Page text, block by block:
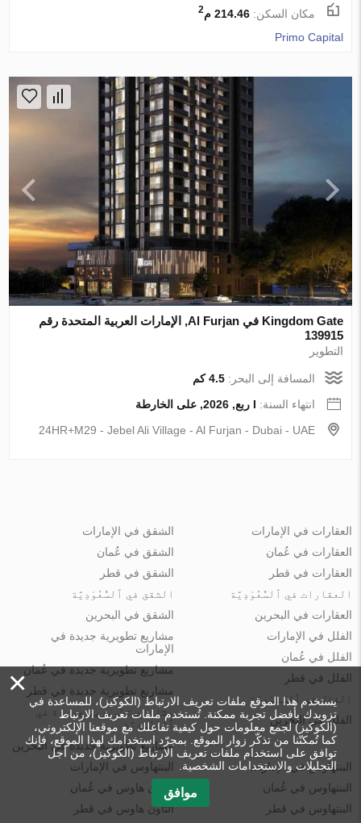
مكان السكن:214.46 م 2
Primo Capital
Kingdom Gate في Al Furjan, الإمارات العربية المتحدة رقم
139915
التطوير
المسافة إلى البحر:4.5 كم
انتهاء السنة: I ربع, 2026, على الخارطة
24HR+M29 - Jebel Ali Village - Al Furjan - Dubai - UAE
العقارات في الإمارات
العقارات في عُمان
العقارات في قطر
العقارات في ٱلسُّعُوْدِيَّة
العقارات في البحرين
الشقق في الإمارات
الشقق في عُمان
الشقق في قطر
الشقق في ٱلسُّعُوْدِيَّة
الشقق في البحرين
الفلل في الإمارات
الفلل في عُمان
الفلل في قطر
الفلل في ٱلسُّعُوْدِيَّة
الفلل في البحرين
مشاريع تطويرية جديدة في
الإمارات
مشاريع تطويرية جديدة في عُمان
مشاريع تطويرية جديدة في قطر
مشاريع تطويرية جديدة في
ٱلسُّعُوْدِيَّة
مشاريع تطويرية جديدة في البحرين
البنتهاوس في الإمارات
البنتهاوس في عُمان
البنتهاوس في قطر
البنتهاوس في الإمارات
التاون هاوس في عُمان
التاون هاوس في قطر
×
يستخدم هذا الموقع ملفات تعريف الارتباط (الكوكيز)، للمساعدة في
تزويدك بأفضل تجربة ممكنة. تُستخدم ملفات تعريف الارتباط
(الكوكيز) لجمع معلومات حول كيفية تفاعلك مع موقعنا الإلكتروني،
كما تُمكنّنا من تذكّر زوار الموقع. بمجرّد استخدامك لهذا الموقع، فإنك
توافق على استخدام ملفات تعريف الارتباط (الكوكيز)، من أجل
التحليلات والاستخدامات الشخصية.
موافق